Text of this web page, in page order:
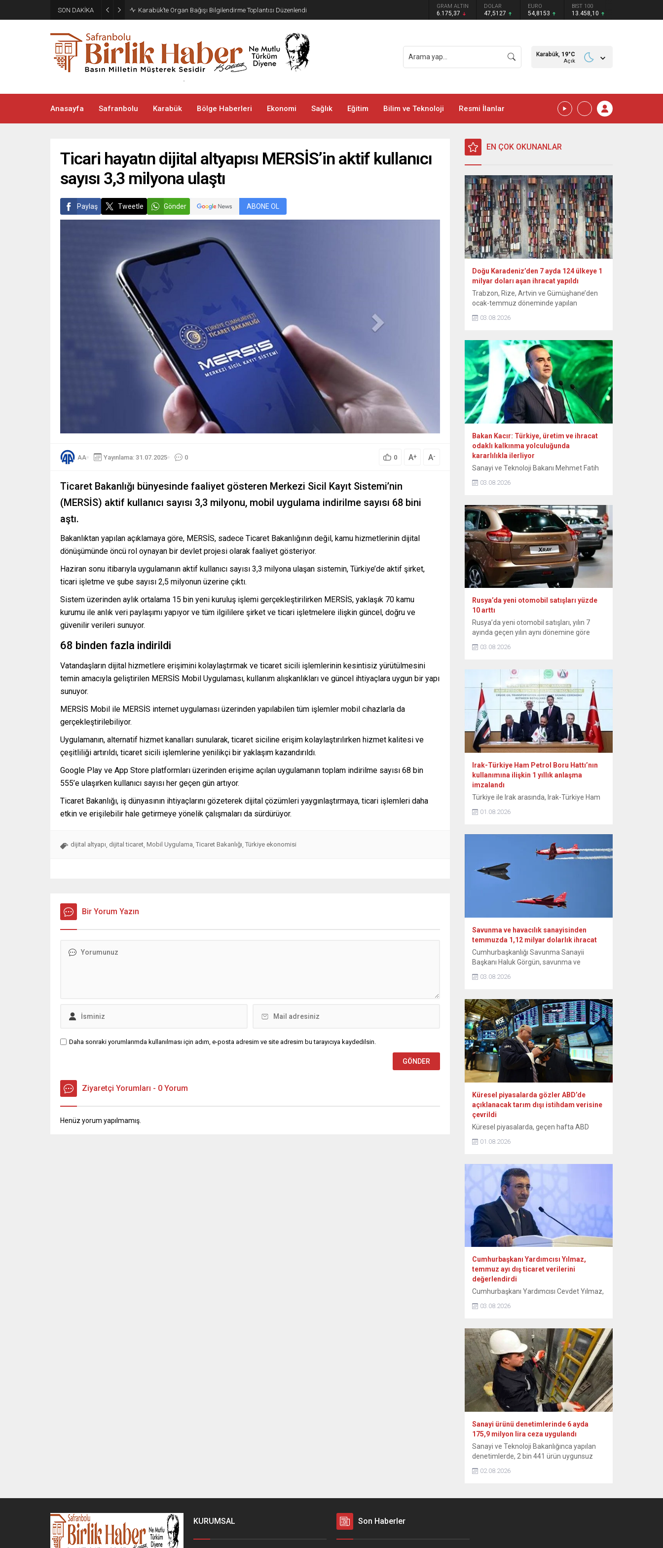
SON DAKİKA Karabük’te Organ Bağışı Bilgilendirme Toplantısı Düzenlendi GRAM ALTIN
6.175,37
DOLAR
47,5127
EURO
54,8153
BIST 100
13.458,10
Karabük, 19°C
Açık
Anasayfa Safranbolu Karabük Bölge Haberleri Ekonomi Sağlık Eğitim Bilim ve Teknoloji Resmi İlanlar
Ticari hayatın dijital altyapısı MERSİS’in aktif kullanıcı
sayısı 3,3 milyona ulaştı
Paylaş Tweetle Gönder ABONE OL
AA Yayınlama: 31.07.2025 0 0 A+ A-
Ticaret Bakanlığı bünyesinde faaliyet gösteren Merkezi Sicil Kayıt Sistemi’nin
(MERSİS) aktif kullanıcı sayısı 3,3 milyonu, mobil uygulama indirilme sayısı 68 bini
aştı.
Bakanlıktan yapılan açıklamaya göre, MERSİS, sadece Ticaret Bakanlığının değil, kamu hizmetlerinin dijital
dönüşümünde öncü rol oynayan bir devlet projesi olarak faaliyet gösteriyor.
Haziran sonu itibarıyla uygulamanın aktif kullanıcı sayısı 3,3 milyona ulaşan sistemin, Türkiye’de aktif şirket,
ticari işletme ve şube sayısı 2,5 milyonun üzerine çıktı.
⁠Sistem üzerinden aylık ortalama 15 bin yeni kuruluş işlemi gerçekleştirilirken MERSİS, yaklaşık 70 kamu
kurumu ile anlık veri paylaşımı yapıyor ve tüm ilgililere şirket ve ticari işletmelere ilişkin güncel, doğru ve
güvenilir verileri sunuyor.
68 binden fazla indirildi
Vatandaşların dijital hizmetlere erişimini kolaylaştırmak ve ticaret sicili işlemlerinin kesintisiz yürütülmesini
temin amacıyla geliştirilen MERSİS Mobil Uygulaması, kullanım alışkanlıkları ve güncel ihtiyaçlara uygun bir yapı
sunuyor.
MERSİS Mobil ile MERSİS internet uygulaması üzerinden yapılabilen tüm işlemler mobil cihazlarla da
gerçekleştirilebiliyor.
Uygulamanın, alternatif hizmet kanalları sunularak, ticaret siciline erişim kolaylaştırılırken hizmet kalitesi ve
çeşitliliği artırıldı, ticaret sicili işlemlerine yenilikçi bir yaklaşım kazandırıldı.
Google Play ve App Store platformları üzerinden erişime açılan uygulamanın toplam indirilme sayısı 68 bin
555’e ulaşırken kullanıcı sayısı her geçen gün artıyor.
Ticaret Bakanlığı, iş dünyasının ihtiyaçlarını gözeterek dijital çözümleri yaygınlaştırmaya, ticari işlemleri daha
etkin ve erişilebilir hale getirmeye yönelik çalışmaları da sürdürüyor.
dijital altyapı, dijital ticaret, Mobil Uygulama, Ticaret Bakanlığı, Türkiye ekonomisi
Bir Yorum Yazın
Daha sonraki yorumlarımda kullanılması için adım, e-posta adresim ve site adresim bu tarayıcıya kaydedilsin.
Ziyaretçi Yorumları - 0 Yorum
Henüz yorum yapılmamış.
EN ÇOK OKUNANLAR
Doğu Karadeniz’den 7 ayda 124 ülkeye 1
milyar doları aşan ihracat yapıldı
Trabzon, Rize, Artvin ve Gümüşhane’den
ocak-temmuz döneminde yapılan
yüzde 18’lik artışla 1 milyar 92 milyon 760
Karadeniz İhracatçılar Birliği (DKİB)
Yönetim Kurulu Başkanı Selçuk İskender,
yaptığı yazılı açıklamada, bu yılın 7 aylık
döneminde Trabzon’dan 841 milyon 470...
03.08.2026
Bakan Kacır: Türkiye, üretim ve ihracat
odaklı kalkınma yolculuğunda
kararlılıkla ilerliyor
Sanayi ve Teknoloji Bakanı Mehmet Fatih
performansının sürdüğünü belirtti. Kacır,
temmuz ayı ihracat rakamlarını
değerlendirdi. Sanayicinin katma değerli
üretimi sürdürdüğünü ifade eden Kacır,
şunları kaydetti: “İhracatta güçlü
performansımız devam ediyor.
Temmuzda ihracat, geçen yılın aynı ayına
göre yüzde 2,9 artarak 25,6 milyar...
03.08.2026
Rusya’da yeni otomobil satışları yüzde
10 arttı
Rusya’da yeni otomobil satışları, yılın 7
ayında geçen yılın aynı dönemine göre
yüzde 10 artarak 815 bin 100’e ulaştı.
Rusya Sanayi ve Ticaret Bakanlığından
otomobil pazarına ilişkin verilere yer verildi.
Bu yılın ocak-temmuz döneminde yeni
otomobil satışlarının geçen yılın aynı
dönemine göre yüzde 10 artışla 815...
03.08.2026
Irak-Türkiye Ham Petrol Boru Hattı’nın
kullanımına ilişkin 1 yıllık anlaşma
imzalandı
Türkiye ile Irak arasında, Irak-Türkiye Ham
sağlamak amacıyla günlük 750 bin varillik
imzalandı. Enerji ve Tabii Kaynaklar
Bakanlığından yapılan açıklamaya göre,
Enerji ve Tabii Kaynaklar Bakanı Alparslan
Bayraktar, Irak Petrol Bakanı Basim
Muhammed Hüdeyir ve beraberindeki
01.08.2026
Savunma ve havacılık sanayisinden
temmuzda 1,12 milyar dolarlık ihracat
Cumhurbaşkanlığı Savunma Sanayii
Başkanı Haluk Görgün, savunma ve
ayında geçen yılın aynı ayına göre yüzde
gerçekleştirdiğini bildirdi. Görgün, NSosyal
hesabından yaptığı paylaşımda, Türk
savunma ve havacılık sanayisi sektörünün
ihracat verilerine ilişkin bilgi verdi. Sektörün
temmuz ayında da ihracattaki istikrarlı
yükselişini...
03.08.2026
Küresel piyasalarda gözler ABD’de
açıklanacak tarım dışı istihdam verisine
çevrildi
Küresel piyasalarda, geçen hafta ABD
merkez bankalarının faiz kararları, Orta
gelişmelerle karışık seyir izlenirken, gözler
ABD’de açıklanacak tarım dışı istihdam
verisine çevrildi. Orta Doğu’ya ilişkin haber
akışından gelen karışık sinyaller, teknoloji
hisselerindeki sert dalgalanmalar,
açıklanan bilançolar ve önde gelen
merkez...
01.08.2026
Cumhurbaşkanı Yardımcısı Yılmaz,
temmuz ayı dış ticaret verilerini
değerlendirdi
Cumhurbaşkanı Yardımcısı Cevdet Yılmaz,
“Çatışma ortamının etkisiyle dünya
ticaretindeki zayıf görünümün sürdüğü bu
altyapısı sayesinde yüksek seviyesini
sürdürmektedir.” ifadesini kullandı. Yılmaz,
NSosyal hesabından, temmuz ayı dış
ticaret verilerine ilişkin paylaşımda
bulundu. “Küresel belirsizlikler ve çatışma
ortamının etkisiyle dünya ticaretindeki
zayıf görünümün sürdüğü bu dönemde,
Türkiye’nin...
03.08.2026
Sanayi ürünü denetimlerinde 6 ayda
175,9 milyon lira ceza uygulandı
Sanayi ve Teknoloji Bakanlığınca yapılan
denetimlerde, 2 bin 441 ürün uygunsuz
hakkında toplatma kararı ver Sanayi ve
02.08.2026
KURUMSAL Son Haberler